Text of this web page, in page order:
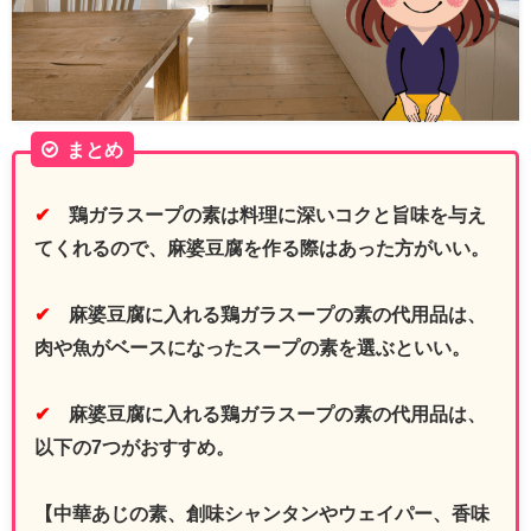
まとめ
✔ 鶏ガラスープの素は料理に深いコクと旨味を与え
てくれるので、麻婆豆腐を作る際はあった方がいい。
✔ 麻婆豆腐に入れる鶏ガラスープの素の代用品は、
肉や魚がベースになったスープの素を選ぶといい。
✔ 麻婆豆腐に入れる鶏ガラスープの素の代用品は、
以下の7つがおすすめ。
【中華あじの素、創味シャンタンやウェイパー、香味